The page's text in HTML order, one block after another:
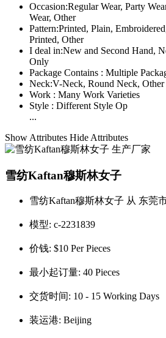
Occasion:Regular Wear, Party
Wear, Other
Pattern:Printed, Plain,
Printed, Other
I deal in:New and Second Hand,
Only
Package Contains : Multiple
Neck:V-Neck, Round Neck, Other
Work : Many Work Varieties
Style : Different Style Op
...
Show Attributes Hide Attributes
雪纺Kaftan穆斯林女子
雪纺Kaftan穆斯林女子 从 东莞
模型: c-2231839
价钱: $10 Per Pieces
最小起订量: 40 Pieces
交货时间: 10 - 15 Working Days
装运港: Beijing